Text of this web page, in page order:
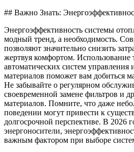
## Важно Знать:
Энергоэффективность системы
модный тренд, а необходимость.
позволяют значительно снизить
жертвуя комфортом. Использование
автоматических систем управления
материалов поможет вам добиться
Не забывайте о регулярном
своевременной замене фильтров и
материалов. Помните, что даже
поведении могут привести к
долгосрочной перспективе. В 2026
энергоносители,
важным фактором при выборе